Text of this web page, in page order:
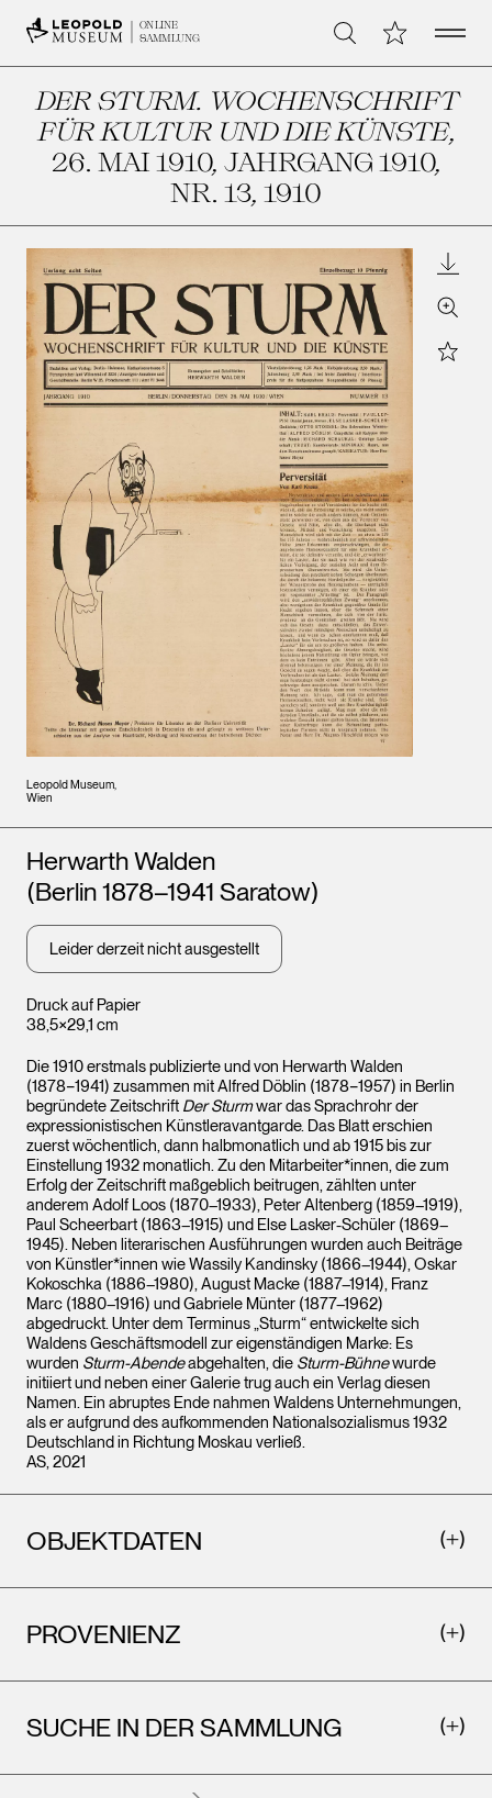
ONLINE
SAMMLUNG
Suche Meine Open
DER STURM. WOCHENSCHRIFT
FÜR KULTUR UND DIE KÜNSTE,
26. MAI 1910, JAHRGANG 1910,
NR. 13, 1910
Leopold Museum,
Wien
Zoom
Star
Druck auf Papier
38,5×29,1 cm
Künstler*innen
Herwarth Walden
(Berlin 1878–1941 Saratow)
Leider derzeit nicht ausgestellt
Die 1910 erstmals publizierte und von Herwarth Walden
(1878−1941) zusammen mit Alfred Döblin (1878−1957) in Berlin
begründete Zeitschrift Der Sturmwar das Sprachrohr der
expressionistischen Künstleravantgarde. Das Blatt erschien
zuerst wöchentlich, dann halbmonatlich und ab 1915 bis zur
Einstellung 1932 monatlich. Zu den Mitarbeiter*innen, die zum
Erfolg der Zeitschrift maßgeblich beitrugen, zählten unter
anderem Adolf Loos (1870–1933), Peter Altenberg (1859–1919),
Paul Scheerbart (1863–1915) und Else Lasker-Schüler (1869–
1945). Neben literarischen Ausführungen wurden auch Beiträge
von Künstler*innen wie Wassily Kandinsky (1866–1944), Oskar
Kokoschka (1886–1980), August Macke (1887–1914), Franz
Marc (1880–1916) und Gabriele Münter (1877–1962)
abgedruckt. Unter dem Terminus „Sturm“ entwickelte sich
Waldens Geschäftsmodell zur eigenständigen Marke: Es
wurden Sturm-Abendeabgehalten, die Sturm-Bühnewurde
initiiert und neben einer Galerie trug auch ein Verlag diesen
Namen. Ein abruptes Ende nahmen Waldens Unternehmungen,
als er aufgrund des aufkommenden Nationalsozialismus 1932
Deutschland in Richtung Moskau verließ.
AS, 2021
OBJEKTDATEN
PROVENIENZ
SUCHE IN DER SAMMLUNG